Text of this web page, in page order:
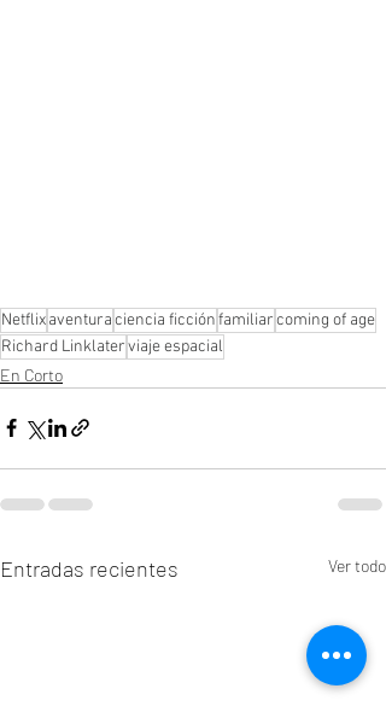
Netflixaventuraciencia ficciónfamiliarcoming of age
Richard Linklaterviaje espacial
En Corto
Entradas recientes Ver todo